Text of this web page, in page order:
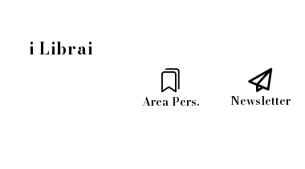
i Librai
Area Pers. Newsletter